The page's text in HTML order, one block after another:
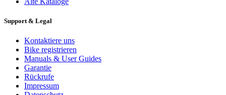
Support & Legal
Kontaktiere uns
Bike registrieren
Manuals & User Guides
Garantie
Rückrufe
Impressum